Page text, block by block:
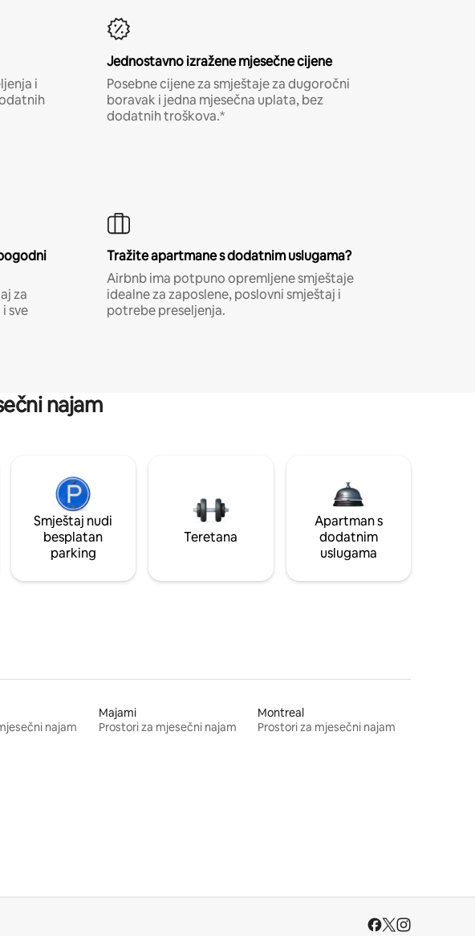
i
Jednostavno izražene mjesečne cijene
Posebne cijene za smještaje za dugoročni
boravak i jedna mjesečna uplata, bez
dodatnih troškova.*
za
sve
Tražite apartmane s dodatnim uslugama?
Airbnb ima potpuno opremljene smještaje
idealne za zaposlene, poslovni smještaj i
potrebe preseljenja.
najam
Smještaj nudi
besplatan
parking
Teretana
Apartman s
dodatnim
uslugama
najam
Majami
Prostori za mjesečni najam
Montreal
Prostori za mjesečni najam